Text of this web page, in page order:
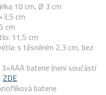
10 cm, Ø 3 cm
cm
cm
11,5 cm
s těsněním 2,3 cm, bez
baterie (není součástí
ZDE
baterie